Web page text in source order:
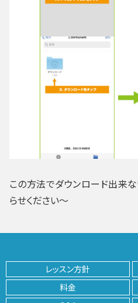
この方法でダウンロード出来
らせください～
レッスン方針
料金